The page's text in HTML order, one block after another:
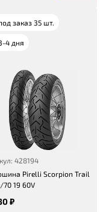
заказ 35 шт.
4 дня
428194
Pirelli Scorpion Trail
70 19 60V
₽